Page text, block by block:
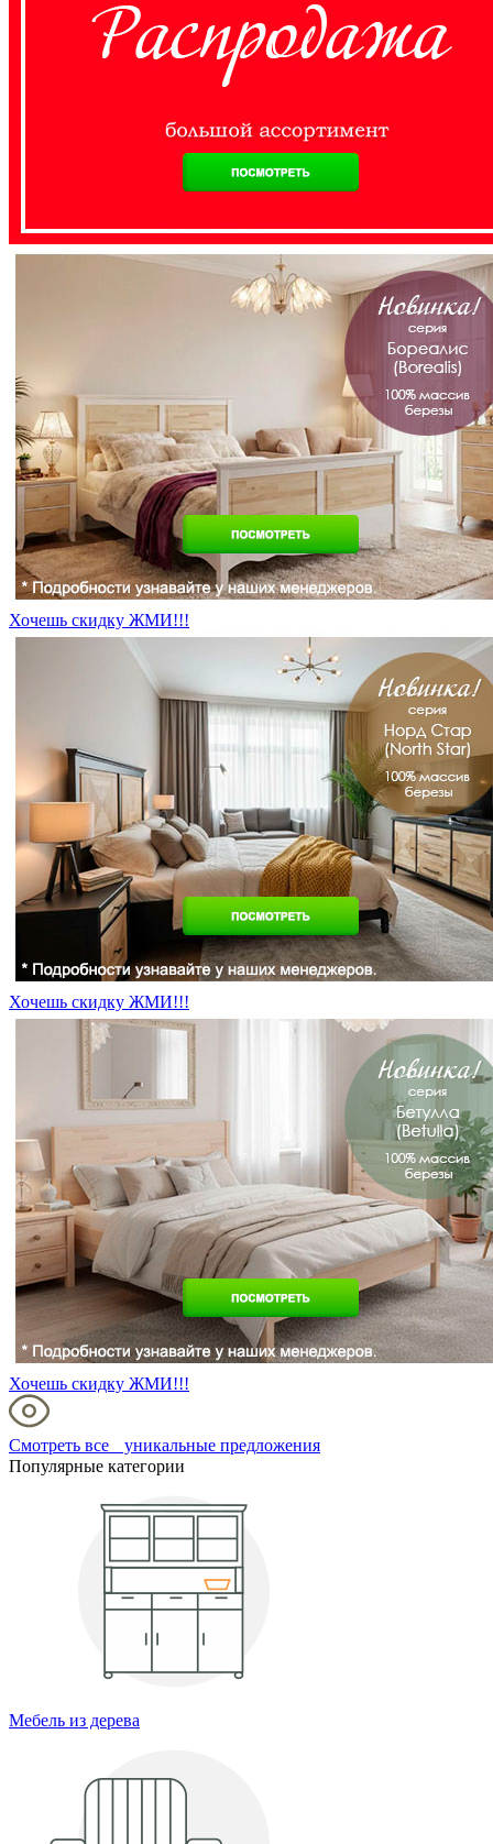
Хочешь скидку ЖМИ!!!
Хочешь скидку ЖМИ!!!
Хочешь скидку ЖМИ!!!
Смотреть все уникальные предложения
Популярные категории
Мебель из дерева